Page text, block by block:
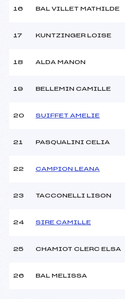
16 BAL VILLET MATHILDE
17 KUNTZINGER LOISE
18 ALDA MANON
19 BELLEMIN CAMILLE
20 SUIFFET AMELIE
21 PASQUALINI CELIA
22 CAMPION LEANA
23 TACCONELLI LISON
24 SIRE CAMILLE
25 CHAMIOT CLERC ELSA
26 BAL MELISSA